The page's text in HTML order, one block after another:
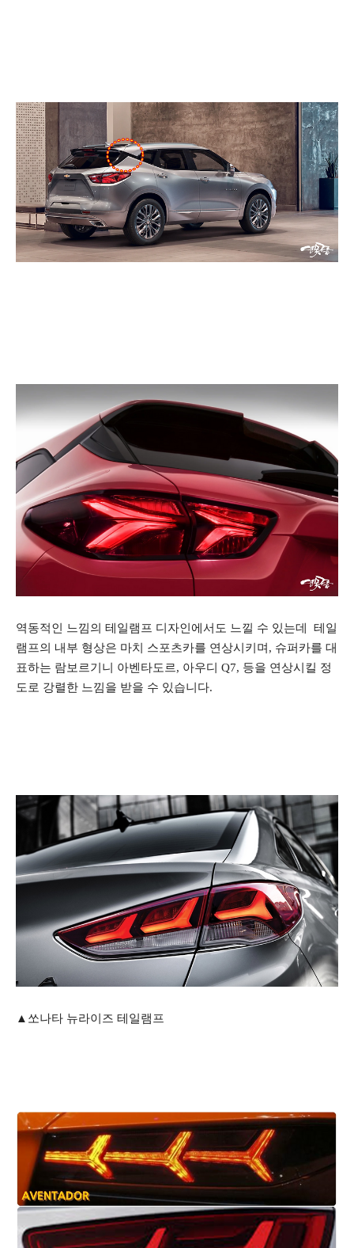
역동적인 느낌의 테일램프 디자인에서도 느낄 수 있는데 테일
램프의 내부 형상은 마치 스포츠카를 연상시키며, 슈퍼카를 대
표하는 람보르기니 아벤타도르, 아우디 Q7, 등을 연상시킬 정
도로 강렬한 느낌을 받을 수 있습니다.
▲쏘나타 뉴라이즈 테일램프